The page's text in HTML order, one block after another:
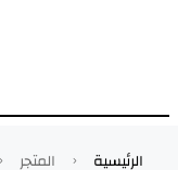
الرئيسية المتجر